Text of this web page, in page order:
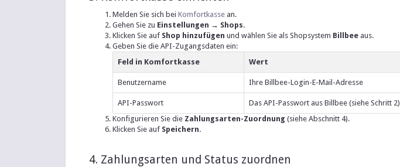
Melden Sie sich bei Komfortkasse an.
Gehen Sie zu Einstellungen → Shops.
Klicken Sie auf Shop hinzufügen und wählen Sie als Shopsystem Billbee aus.
Geben Sie die API-Zugangsdaten ein:
Feld in Komfortkasse
Wert
Benutzername Ihre Billbee-Login-E-Mail-Adresse
API-Passwort
Das API-Passwort aus Billbee (siehe Schritt 2)
Konfigurieren Sie die Zahlungsarten-Zuordnung (siehe Abschnitt 4).
Klicken Sie auf Speichern.
4. Zahlungsarten und Status zuordnen